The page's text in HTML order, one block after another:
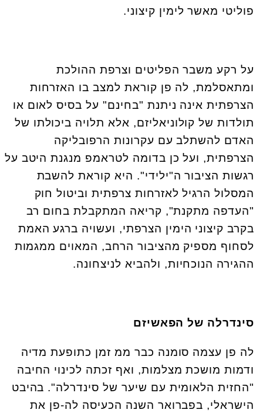
פוליטי מאשר לימין קיצוני.
על רקע משבר הפליטים וצרפת ההולכת
ומתאסלמת, לה פן קוראת למצב בו האזרחות
הצרפתית אינה ניתנת "בחינם" על בסיס לאום או
תולדות של קולוניאליזם, אלא תלויה ביכולתו של
האדם להשתלב עם עקרונות הרפובליקה
הצרפתית, ועל כן בדומה לטראמפ מנגנת היטב על
רגשות הציבור ה"ילידי". היא קוראת להשבת
המסלול הרגיל לאזרחות צרפתית וביטול חוק
"העדפה מתקנת", קריאה המתקבלת בחום רב
בקרב קיצוני הימין הצרפתי, ועשויה ברגע האמת
לסחוף מספיק מהציבור הרחב, המאוים ממגמות
ההגירה הנוכחיות, ולהביא לניצחונה.
סינדרלה של הפאשיזם
לה פן עצמה סומנה כבר ממ זמן כתופעת מדיה
ודמות מושכת מצלמות, ואף זכתה לכינוי החיבה
"החזית הלאומית עם שיער של סינדרלה". בהיבט
הישראלי, בפברואר השנה הכעיסה לה-פן את